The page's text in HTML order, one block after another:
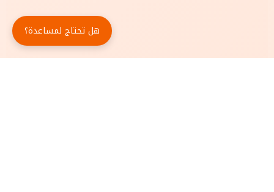
هل تحتاج لمساعدة؟